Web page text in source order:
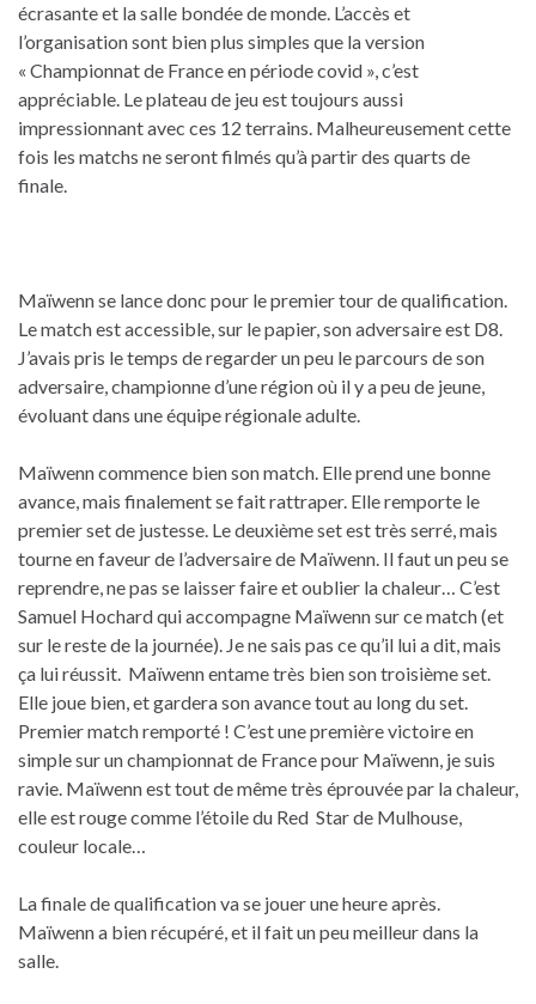
écrasante et la salle bondée de monde. L’accès et
l’organisation sont bien plus simples que la version
« Championnat de France en période covid », c’est
appréciable. Le plateau de jeu est toujours aussi
impressionnant avec ces 12 terrains. Malheureusement cette
fois les matchs ne seront filmés qu’à partir des quarts de
finale.
Maïwenn se lance donc pour le premier tour de qualification.
Le match est accessible, sur le papier, son adversaire est D8.
J’avais pris le temps de regarder un peu le parcours de son
adversaire, championne d’une région où il y a peu de jeune,
évoluant dans une équipe régionale adulte.
Maïwenn commence bien son match. Elle prend une bonne
avance, mais finalement se fait rattraper. Elle remporte le
premier set de justesse. Le deuxième set est très serré, mais
tourne en faveur de l’adversaire de Maïwenn. Il faut un peu se
reprendre, ne pas se laisser faire et oublier la chaleur… C’est
Samuel Hochard qui accompagne Maïwenn sur ce match (et
sur le reste de la journée). Je ne sais pas ce qu’il lui a dit, mais
ça lui réussit. Maïwenn entame très bien son troisième set.
Elle joue bien, et gardera son avance tout au long du set.
Premier match remporté ! C’est une première victoire en
simple sur un championnat de France pour Maïwenn, je suis
ravie. Maïwenn est tout de même très éprouvée par la chaleur,
elle est rouge comme l’étoile du Red Star de Mulhouse,
couleur locale…
La finale de qualification va se jouer une heure après.
Maïwenn a bien récupéré, et il fait un peu meilleur dans la
salle.